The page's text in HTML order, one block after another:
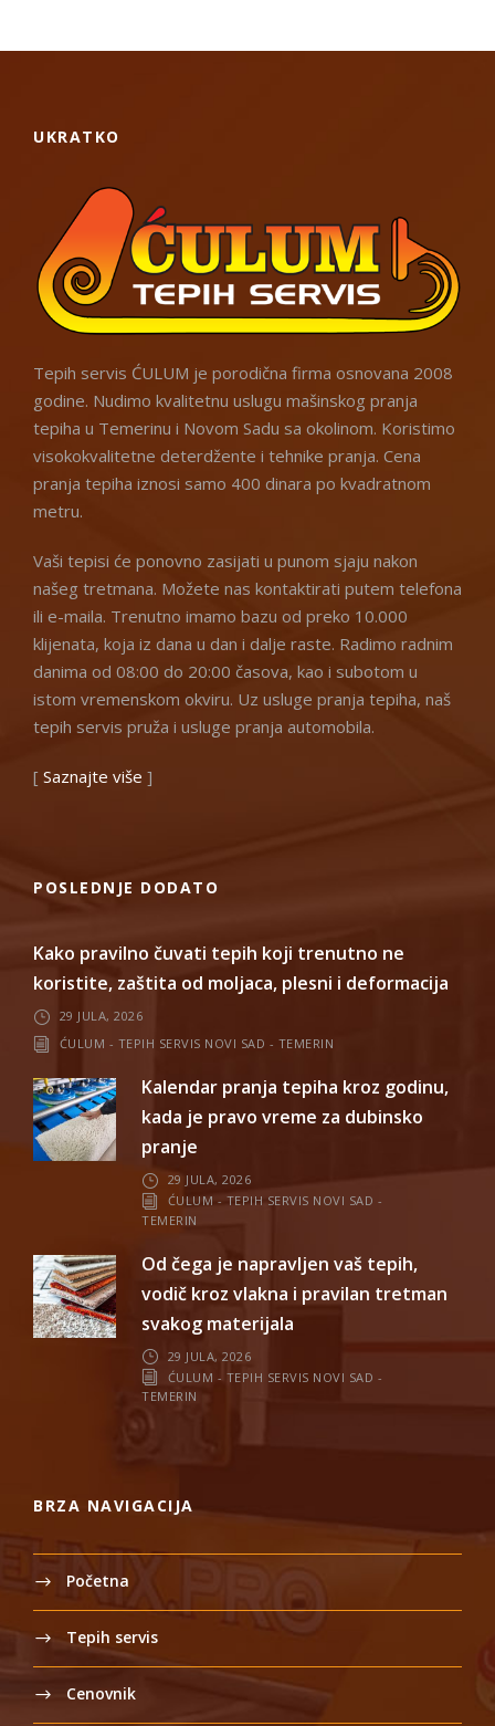
UKRATKO
Tepih servis ĆULUM je porodična firma osnovana 2008
godine. Nudimo kvalitetnu uslugu mašinskog pranja
tepiha u Temerinu i Novom Sadu sa okolinom. Koristimo
visokokvalitetne deterdžente i tehnike pranja. Cena
pranja tepiha iznosi samo 400 dinara po kvadratnom
metru.
Vaši tepisi će ponovno zasijati u punom sjaju nakon
našeg tretmana. Možete nas kontaktirati putem telefona
ili e-maila. Trenutno imamo bazu od preko 10.000
klijenata, koja iz dana u dan i dalje raste. Radimo radnim
danima od 08:00 do 20:00 časova, kao i subotom u
istom vremenskom okviru. Uz usluge pranja tepiha, naš
tepih servis pruža i usluge pranja automobila.
[ Saznajte više ]
POSLEDNJE DODATO
Kako pravilno čuvati tepih koji trenutno ne
koristite, zaštita od moljaca, plesni i deformacija
29 JULA, 2026
ĆULUM - TEPIH SERVIS NOVI SAD - TEMERIN
Kalendar pranja tepiha kroz godinu,
kada je pravo vreme za dubinsko
pranje
29 JULA, 2026
ĆULUM - TEPIH SERVIS NOVI SAD -
TEMERIN
Od čega je napravljen vaš tepih,
vodič kroz vlakna i pravilan tretman
svakog materijala
29 JULA, 2026
ĆULUM - TEPIH SERVIS NOVI SAD -
TEMERIN
BRZA NAVIGACIJA
Početna
Tepih servis
Cenovnik